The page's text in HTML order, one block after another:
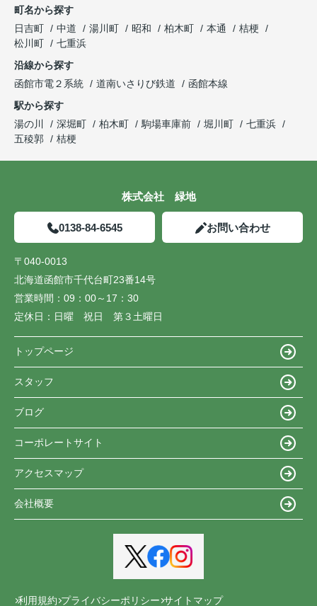
町名から探す
日吉町
中道 湯川町 昭和 柏木町 本通
桔梗
松川町
七重浜
沿線から探す
函館市電２系統
道南いさりび鉄道
函館本線
駅から探す
湯の川
深堀町 柏木町 駒場車庫前 堀川町
七重浜
五稜郭
桔梗
株式会社 緑地
0138-84-6545 お問い合わせ
〒040-0013
北海道函館市千代台町23番14号
営業時間： 09：00～17：30
定休日： 日曜 祝日 第３土曜日
トップページ
スタッフ
ブログ
コーポレートサイト
アクセスマップ
会社概要
利用規約 プライバシーポリシー サイトマップ